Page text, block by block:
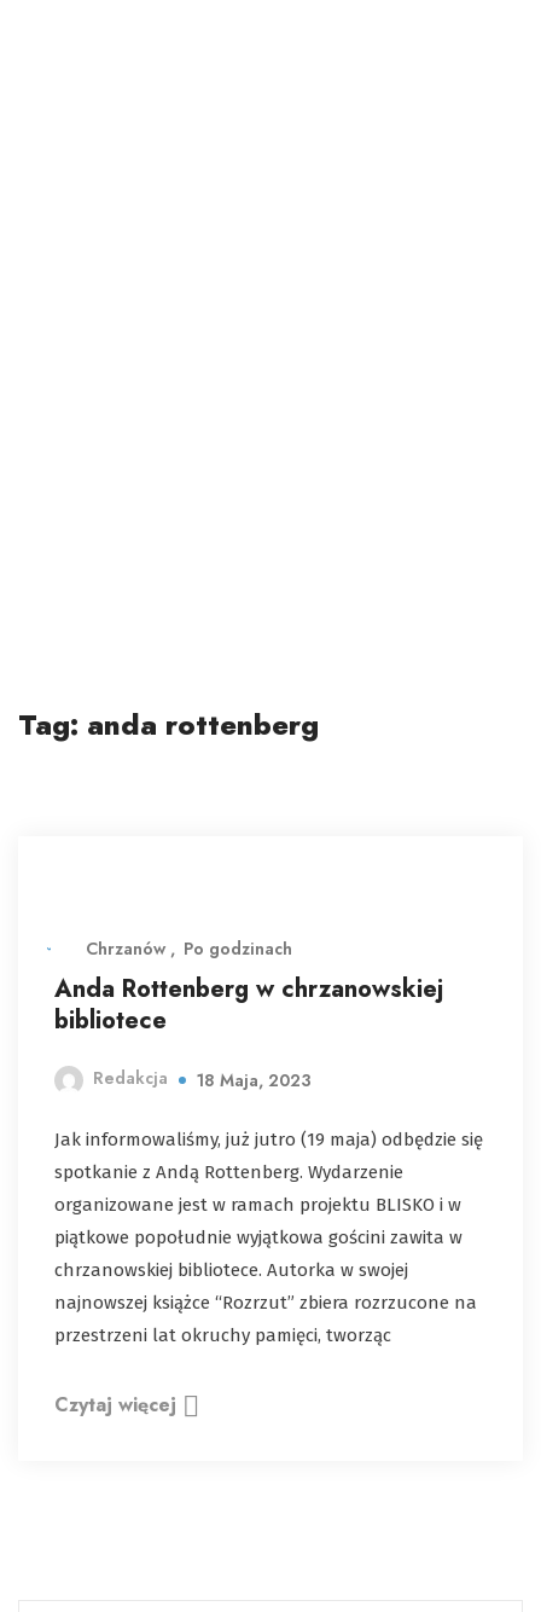
Tag: anda rottenberg
Chrzanów Po godzinach
Anda Rottenberg w chrzanowskiej
bibliotece
Redakcja 18 Maja, 2023
Jak informowaliśmy, już jutro (19 maja) odbędzie się
spotkanie z Andą Rottenberg. Wydarzenie
organizowane jest w ramach projektu BLISKO i w
piątkowe popołudnie wyjątkowa gościni zawita w
chrzanowskiej bibliotece. Autorka w swojej
najnowszej książce “Rozrzut” zbiera rozrzucone na
przestrzeni lat okruchy pamięci, tworząc
Czytaj więcej